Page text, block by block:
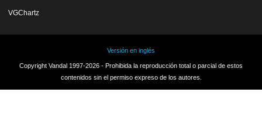
VGChartz
Versión en inglés
Copyright Vandal 1997-2026 - Prohibida la reproducción total o parcial de estos
contenidos sin el permiso expreso de los autores.